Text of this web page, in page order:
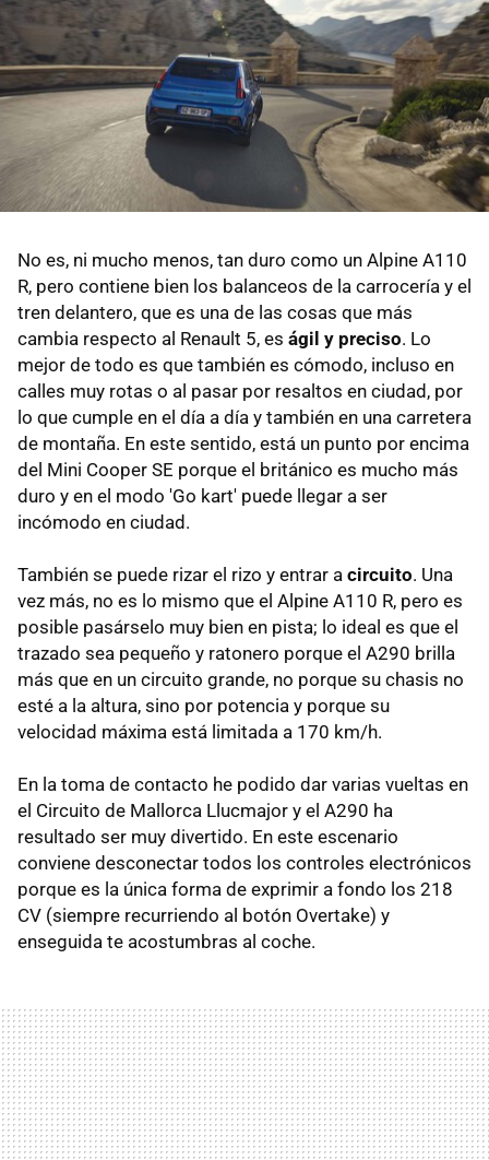
No es, ni mucho menos, tan duro como un Alpine A110
R, pero contiene bien los balanceos de la carrocería y el
tren delantero, que es una de las cosas que más
cambia respecto al Renault 5, es ágil y preciso. Lo
mejor de todo es que también es cómodo, incluso en
calles muy rotas o al pasar por resaltos en ciudad, por
lo que cumple en el día a día y también en una carretera
de montaña. En este sentido, está un punto por encima
del Mini Cooper SE porque el británico es mucho más
duro y en el modo 'Go kart' puede llegar a ser
incómodo en ciudad.
También se puede rizar el rizo y entrar a circuito. Una
vez más, no es lo mismo que el Alpine A110 R, pero es
posible pasárselo muy bien en pista; lo ideal es que el
trazado sea pequeño y ratonero porque el A290 brilla
más que en un circuito grande, no porque su chasis no
esté a la altura, sino por potencia y porque su
velocidad máxima está limitada a 170 km/h.
En la toma de contacto he podido dar varias vueltas en
el Circuito de Mallorca Llucmajor y el A290 ha
resultado ser muy divertido. En este escenario
conviene desconectar todos los controles electrónicos
porque es la única forma de exprimir a fondo los 218
CV (siempre recurriendo al botón Overtake) y
enseguida te acostumbras al coche.